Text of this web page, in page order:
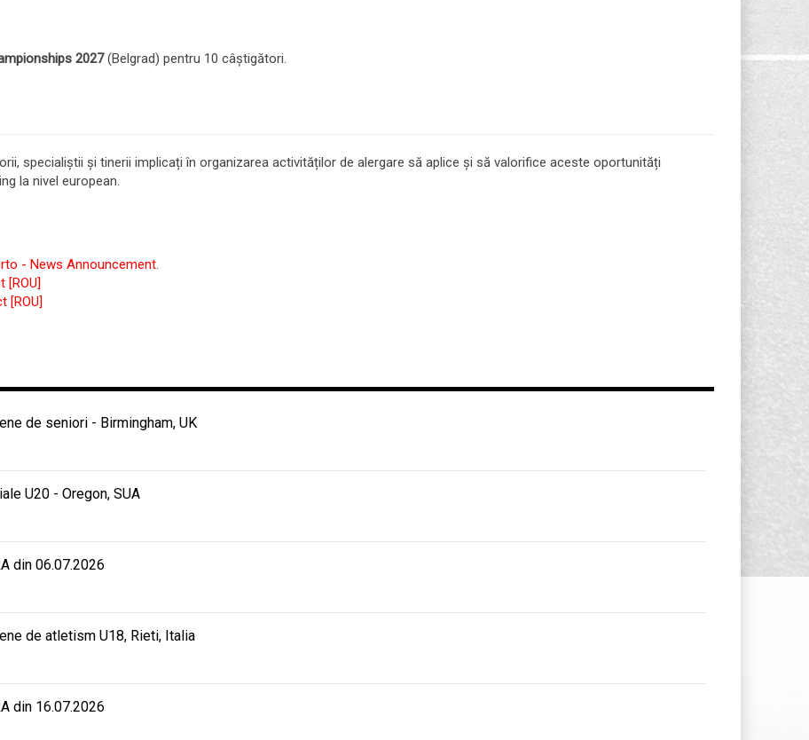
2027(Belgrad) pentru 10 câștigători.
specialiștii și tinerii implicați în organizarea activităților de alergare să aplice și să valorifice aceste oportunități
la nivel european.
- News Announcement.
[ROU]
de seniori - Birmingham, UK
U20 - Oregon, SUA
din 06.07.2026
de atletism U18, Rieti, Italia
din 16.07.2026